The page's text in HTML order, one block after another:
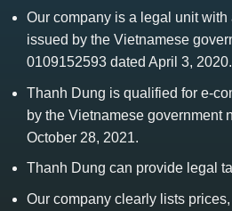
Our company is a legal unit
issued by the Vietnamese
0109152593 dated April 3, 2020.
Thanh Dung is qualified for e-
by the Vietnamese government
October 28, 2021.
Thanh Dung can provide legal
Our company clearly lists